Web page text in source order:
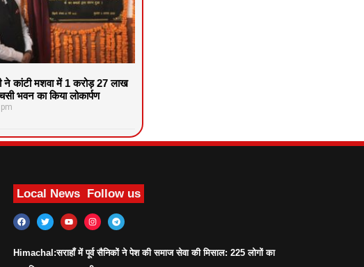
ने कांटी मशवा में 1 करोड़ 27 लाख
भवन का किया लोकार्पण
Local News Follow us
Himachal:सराहाँ में पूर्व सैनिकों ने पेश की समाज सेवा की मिसाल: 225 लोगों का